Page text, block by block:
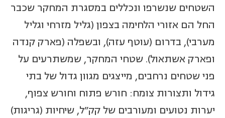
השטחים שנשרפו ונכללים במסגרת המחקר שכבר
החל הם אזורי הלחימה בצפון (גליל מזרחי וגליל
מערבי), בדרום (עוטף עזה), ובשפלה (פארק קנדה
ופארק אשתאול). שטחי המחקר, שמשתרעים על
פני שטחים נרחבים, מייצגים מגוון גדול של בתי
גידול ותצורות צומח: חורש פתוח וחורש צפוף,
יערות נטועים ומעורבים של קק"ל, שיחיות (גריגות)